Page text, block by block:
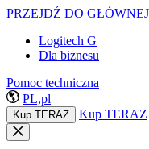
PRZEJDŹ DO
Logitech G
Dla biznesu
Pomoc techniczna
PL,pl
Kup TERAZ Kup TERAZ